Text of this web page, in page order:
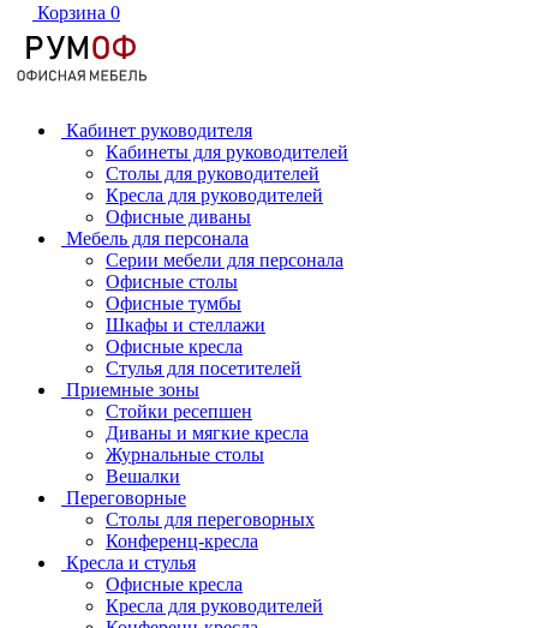
Корзина 0
Кабинет руководителя
Кабинеты для руководителей
Столы для руководителей
Кресла для руководителей
Офисные диваны
Мебель для персонала
Серии мебели для персонала
Офисные столы
Офисные тумбы
Шкафы и стеллажи
Офисные кресла
Стулья для посетителей
Приемные зоны
Стойки ресепшен
Диваны и мягкие кресла
Журнальные столы
Вешалки
Переговорные
Столы для переговорных
Конференц-кресла
Кресла и стулья
Офисные кресла
Кресла для руководителей